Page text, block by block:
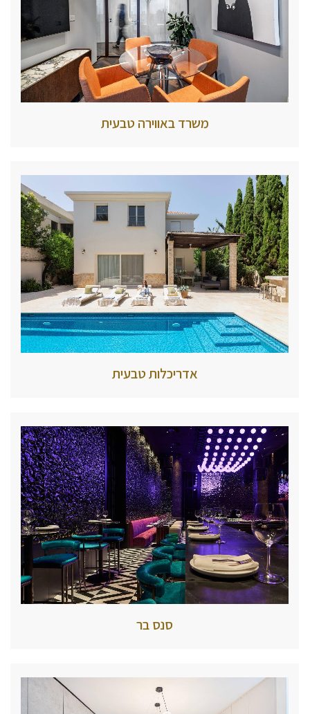
משרד באווירה טבעית
אדריכלות טבעית
סנס בר